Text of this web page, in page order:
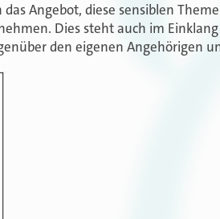
Angebot, diese sensiblen
Dies steht auch im
den eigenen Angehörigen